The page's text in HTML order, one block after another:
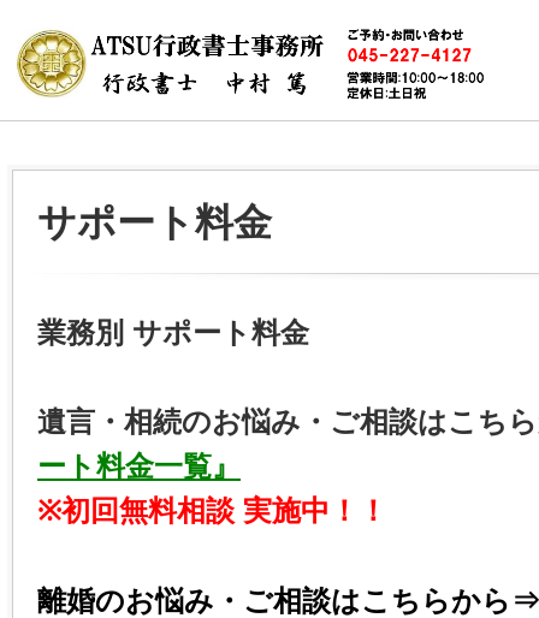
サポート料金
業務別 サポート料金
遺言・相続のお悩み・ご相談はこち
ート料金一覧』
※初回無料相談 実施中！！
離婚のお悩み・ご相談はこちらか